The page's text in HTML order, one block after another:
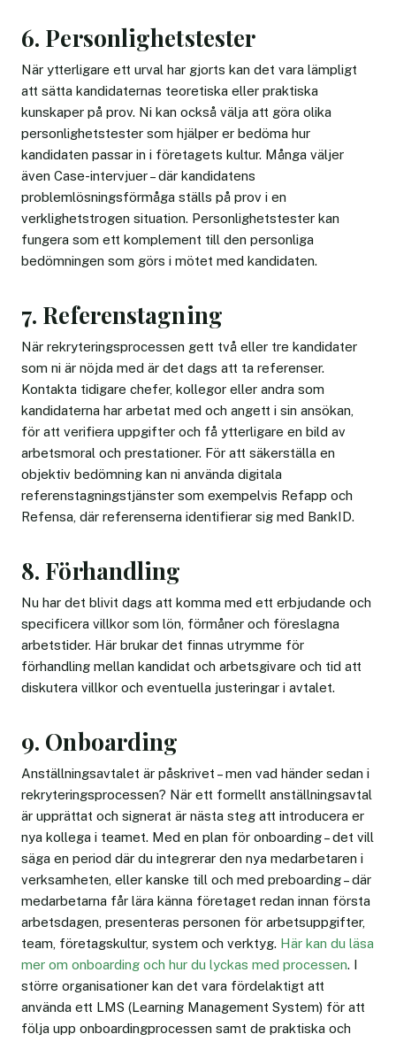
6. Personlighetstester
När ytterligare ett urval har gjorts kan det vara lämpligt
att sätta kandidaternas teoretiska eller praktiska
kunskaper på prov. Ni kan också välja att göra olika
personlighetstester som hjälper er bedöma hur
kandidaten passar in i företagets kultur. Många väljer
även Case-intervjuer – där kandidatens
problemlösningsförmåga ställs på prov i en
verklighetstrogen situation. Personlighetstester kan
fungera som ett komplement till den personliga
bedömningen som görs i mötet med kandidaten.
7. Referenstagning
När rekryteringsprocessen gett två eller tre kandidater
som ni är nöjda med är det dags att ta referenser.
Kontakta tidigare chefer, kollegor eller andra som
kandidaterna har arbetat med och angett i sin ansökan,
för att verifiera uppgifter och få ytterligare en bild av
arbetsmoral och prestationer. För att säkerställa en
objektiv bedömning kan ni använda digitala
referenstagningstjänster som exempelvis Refapp och
Refensa, där referenserna identifierar sig med BankID.
8. Förhandling
Nu har det blivit dags att komma med ett erbjudande och
specificera villkor som lön, förmåner och föreslagna
arbetstider. Här brukar det finnas utrymme för
förhandling mellan kandidat och arbetsgivare och tid att
diskutera villkor och eventuella justeringar i avtalet.
9. Onboarding
Anställningsavtalet är påskrivet – men vad händer sedan i
rekryteringsprocessen? När ett formellt anställningsavtal
är upprättat och signerat är nästa steg att introducera er
nya kollega i teamet. Med en plan för onboarding – det vill
säga en period där du integrerar den nya medarbetaren i
verksamheten, eller kanske till och med preboarding – där
medarbetarna får lära känna företaget redan innan första
arbetsdagen, presenteras personen för arbetsuppgifter,
team, företagskultur, system och verktyg. Här kan du läsa
mer om onboarding och hur du lyckas med processen. I
större organisationer kan det vara fördelaktigt att
använda ett LMS (Learning Management System) för att
följa upp onboardingprocessen samt de praktiska och